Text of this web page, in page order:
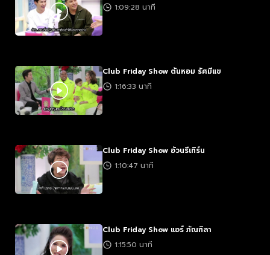
1:09:28 นาที
Club Friday Show ต้นหอม รัศมีแข
1:16:33 นาที
Club Friday Show อ้วนรีเทิร์น
1:10:47 นาที
Club Friday Show แอร์ ภัณฑิลา
1:15:50 นาที